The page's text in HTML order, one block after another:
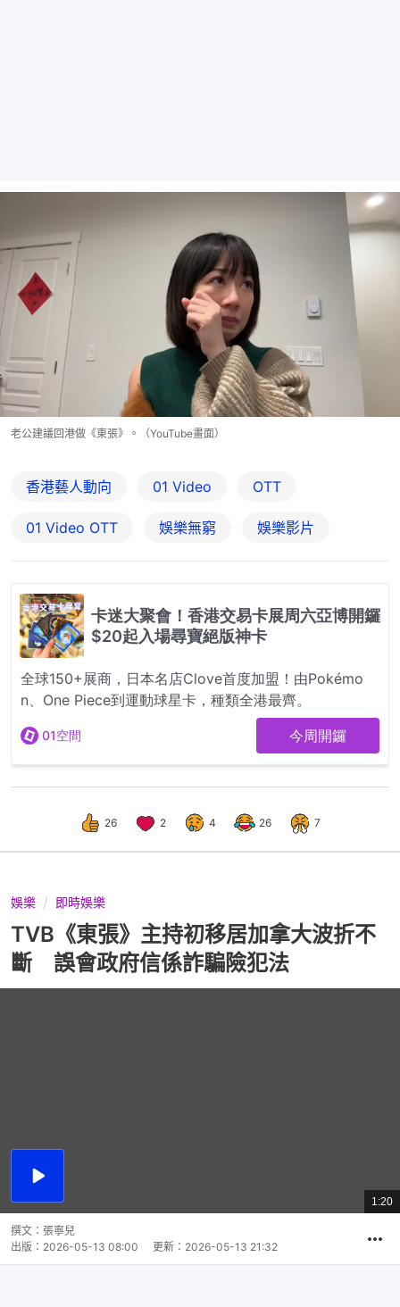
老公建議回港做《東張》。（YouTube畫面）
香港藝人動向 01 Video OTT
01‌ ‌Video‌ ‌OTT 娛樂無窮 娛樂影片
26 2 4 26 7
娛樂 即時娛樂
TVB《東張》主持初移居加拿大波折不
斷 誤會政府信係詐騙險犯法
播
總
共
1:20
撰文： 張寧兒
出版： 2026-05-13 08:00 更新： 2026-05-13 21:32